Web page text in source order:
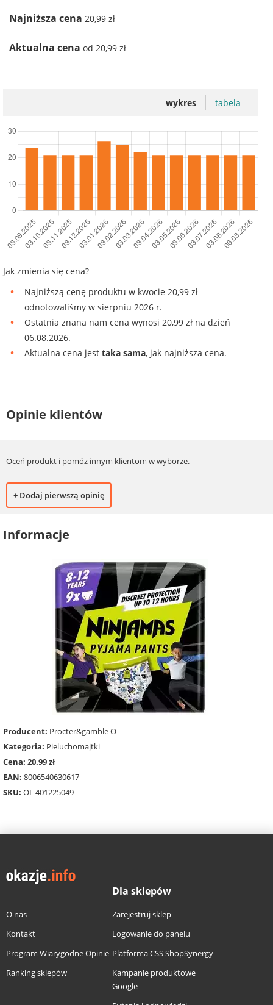
Najniższa cena 20,99 zł
Aktualna cena od 20,99 zł
wykres tabela
Jak zmienia się cena?
Najniższą cenę produktu w kwocie 20,99 zł
odnotowaliśmy w sierpniu 2026 r.
Ostatnia znana nam cena wynosi 20,99 zł na dzień
06.08.2026.
Aktualna cena jest taka sama, jak najniższa cena.
Opinie klientów
Oceń produkt i pomóż innym klientom w wyborze.
+ Dodaj pierwszą opinię
Informacje
Producent: Procter&gamble O
Kategoria: Pieluchomajtki
Cena: 20.99 zł
EAN: 8006540630617
SKU: OI_401225049
O nas
Kontakt
Program Wiarygodne Opinie
Ranking sklepów
Dla sklepów
Zarejestruj sklep
Logowanie do panelu
Platforma CSS ShopSynergy
Kampanie produktowe
Google